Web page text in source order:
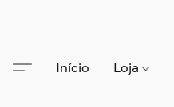
Início Loja